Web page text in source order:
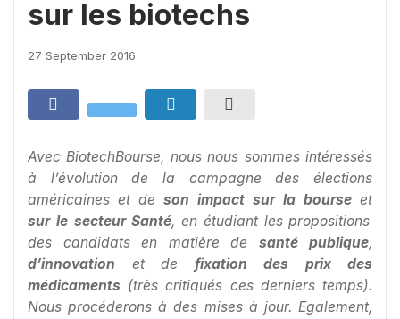
sur les biotechs
27 September 2016
Avec BiotechBourse, nous nous sommes intéressés
à l’évolution de la campagne des élections
américaines et de son impact sur la bourse et
sur le secteur Santé, en étudiant les propositions
des candidats en matière de santé publique,
d’innovation et de fixation des prix des
médicaments (très critiqués ces derniers temps).
Nous procéderons à des mises à jour. Egalement,